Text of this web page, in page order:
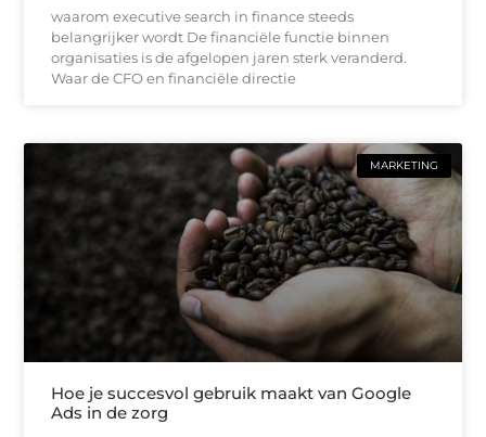
waarom executive search in finance steeds
belangrijker wordt De financiële functie binnen
organisaties is de afgelopen jaren sterk veranderd.
Waar de CFO en financiële directie
MARKETING
Hoe je succesvol gebruik maakt van Google
Ads in de zorg